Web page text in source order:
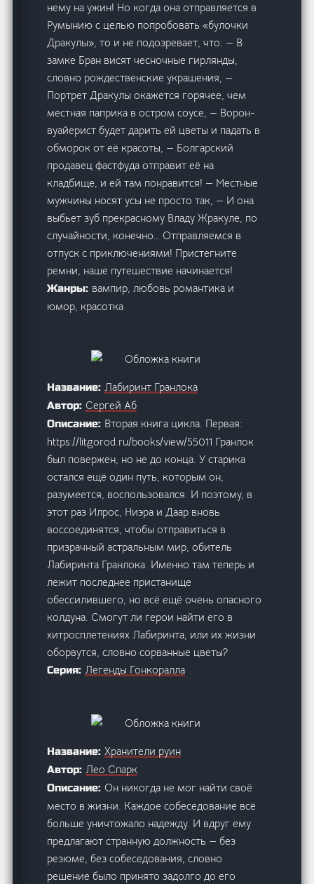
нему на ужин! Но когда она отправляется в
Румынию с целью попробовать «булочки
Дракулы», то и не подозревает, что: — В
замке Бран висят чесночные гирлянды,
словно рождественские украшения, —
Портрет Дракулы окажется горячее, чем
местная паприка в остром соусе, — Ворон-
вуайерист будет дарить ей цветы и падать в
обморок от её красоты, — Болгарский
продавец фастфуда отправит её на
кладбище, и ей там понравится! — Местные
мужчины носят усы не просто так, — И она
выбьет зуб прекрасному Владу Жракуле, по
случайности, конечно… Отправляемся в
отпуск с приключениями! Пристегните
ремни, наше путешествие начинается!
Жанры: вампир, любовь романтика и
юмор, красотка
Название:Лабиринт Гранлока
Автор:Сергей Аб
Описание: Вторая книга цикла. Первая:
https://litgorod.ru/books/view/55011 Гранлок
был повержен, но не до конца. У старика
остался ещё один путь, которым он,
разумеется, воспользовался. И поэтому, в
этот раз Илрос, Ниэра и Даар вновь
воссоединятся, чтобы отправиться в
призрачный астральным мир, обитель
Лабиринта Гранлока. Именно там теперь и
лежит последнее пристанище
обессилившего, но всё ещё очень опасного
колдуна. Смогут ли герои найти его в
хитросплетениях Лабиринта, или их жизни
оборвутся, словно сорванные цветы?
Серия:Легенды Гонкоралла
Название:Хранители руин
Автор:Лео Спарк
Описание:Он никогда не мог найти своё
место в жизни. Каждое собеседование всё
больше уничтожало надежду. И вдруг ему
предлагают странную должность — без
резюме, без собеседования, словно
решение было принято задолго до его